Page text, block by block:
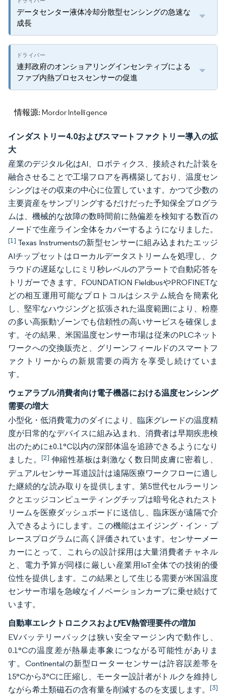
データセンター液体冷却分散型センシングの急速な
成長
連邦政府のオンショアリングインセンティブによる
ファブ内熱プロセスセンサーの促進
情報源: Mordor Intelligence
インダストリー4.0およびスマートファクトリー導入の拡
大
産業のデジタル化はAI、ロボティクス、接続された計装を
融合させることで工場フロアを再構築しており、温度セン
シングはその収束の中心に位置しています。かつて少数の
主要資産をサンプリングするだけだった予知保全プログラ
ムは、機械的な故障の数時間前に熱偏差を検知する数百の
ノードで生産ライン全体をカバーするようになりました。
[1] Texas Instrumentsの新型センサーに組み込まれたエッジ
AIチップセットはローカルデータストリームを処理し、ク
ラウドの遅延なしにミリ秒レベルのアラートで自動応答を
トリガーできます。FOUNDATION FieldbusやPROFINETな
どの相互運用可能なプロトコルはシステム統合を簡素化
し、堅牢なハウジングと拡張された温度範囲により、粉塵
の多い高振動ゾーンでも信頼性の高いサービスを確保しま
す。その結果、米国温度センサー市場は従来のPLCネット
ワークへの交換販売と、グリーンフィールドのスマートフ
ァクトリーからの新規需要の両方を享受し続けていま
す。
ウェアラブル消費者向け電子機器における温度センシング
需要の増大
小型化・低消費電力のダイにより、臨床グレードの温度精
度が日常的なデバイスに組み込まれ、消費者は早期疾患検
出のために±0.1°C以内の深部体温を追跡できるようになり
ました。[2] 伸縮性基板は刺激なく数日間皮膚に密着し、
デュアルセンサー耳道設計は遠隔医療ワークフローに適し
た継続的な読み取りを提供します。第5世代セルラーリン
クとエッジコンピューティングチップは暗号化されたスト
リームを医療ダッシュボードに送信し、臨床医が遠隔で介
入できるようにします。この機能はエイジング・イン・プ
レースプログラムに高く評価されています。センサーメー
カーにとって、これらの設計採用は大量消費者チャネル
と、電力予算が同様に厳しい産業用IoT全体での技術的優
位性を提供します。この結果として生じる需要が米国温度
センサー市場を急峻なイノベーションカーブに乗せ続けて
います。
自動車エレクトロニクスおよびEV熱管理要件の増加
EVバッテリーパックは狭い安全マージン内で動作し、
0.1°Cの温度差が熱暴走事象につながる可能性がありま
す。Continentalの新型ローターセンサーは許容誤差帯を
15°Cから3°Cに圧縮し、モーター設計者がトルクを維持し
ながら希土類磁石の含有量を削減するのを支援します。 [3]